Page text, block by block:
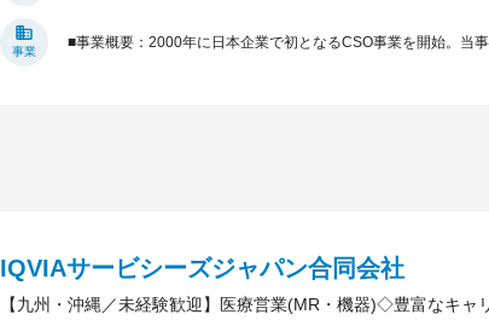
事業
■事業概要：2000年に日本企業で初となるCSO事業を開始。当
IQVIAサービシーズジャパン合同会社
【九州・沖縄／未経験歓迎】医療営業(MR・機器)◇豊富なキ